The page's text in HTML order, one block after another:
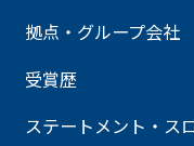
拠点・グループ会社
受賞歴
ステートメント・ス